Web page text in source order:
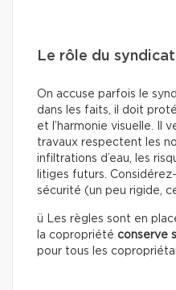
Le rôle du
On accuse parfois le
dans les faits, il doit
et l’harmonie visuelle. Il
travaux respectent les
infiltrations d’eau, les
litiges futurs.
sécurité (un peu rigide,
ü Les règles sont en
la copropriété conserve
pour tous les